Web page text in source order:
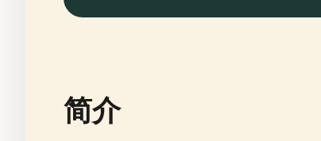
简介